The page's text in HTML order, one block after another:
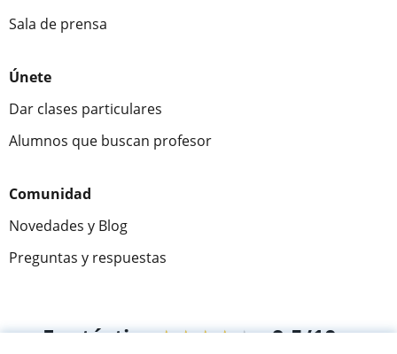
Sala de prensa
Únete
Dar clases particulares
Alumnos que buscan profesor
Comunidad
Novedades y Blog
Preguntas y respuestas
Fantástica★★★★★ 9,5/10